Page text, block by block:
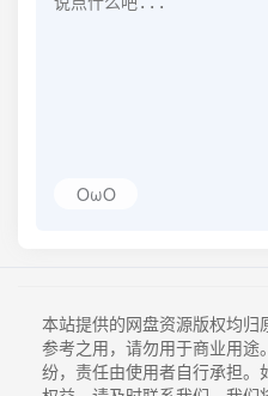
OωO
本站提供的网盘资源版权均
参考之用，请勿用于商业用
纷，责任由使用者自行承担